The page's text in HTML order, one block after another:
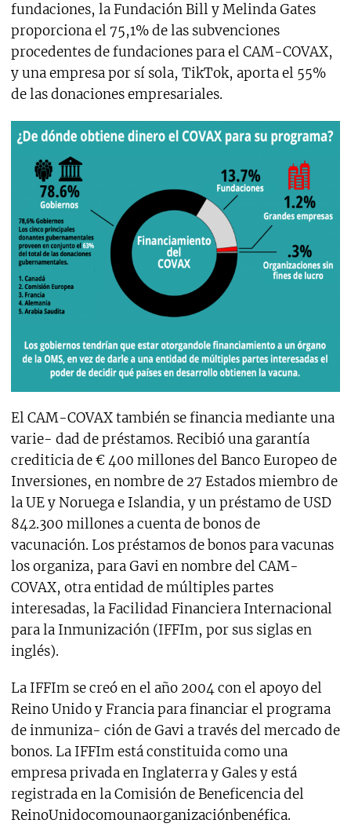
fundaciones, la Fundación Bill y Melinda Gates
proporciona el 75,1% de las subvenciones
procedentes de fundaciones para el CAM-COVAX,
y una empresa por sí sola, TikTok, aporta el 55%
de las donaciones empresariales.
El CAM-COVAX también se financia mediante una
varie- dad de préstamos. Recibió una garantía
crediticia de € 400 millones del Banco Europeo de
Inversiones, en nombre de 27 Estados miembro de
la UE y Noruega e Islandia, y un préstamo de USD
842.300 millones a cuenta de bonos de
vacunación. Los préstamos de bonos para vacunas
los organiza, para Gavi en nombre del CAM-
COVAX, otra entidad de múltiples partes
interesadas, la Facilidad Financiera Internacional
para la Inmunización (IFFIm, por sus siglas en
inglés).
La IFFIm se creó en el año 2004 con el apoyo del
Reino Unido y Francia para financiar el programa
de inmuniza- ción de Gavi a través del mercado de
bonos. La IFFIm está constituida como una
empresa privada en Inglaterra y Gales y está
registrada en la Comisión de Beneficencia del
ReinoUnidocomounaorganizaciónbenéfica.